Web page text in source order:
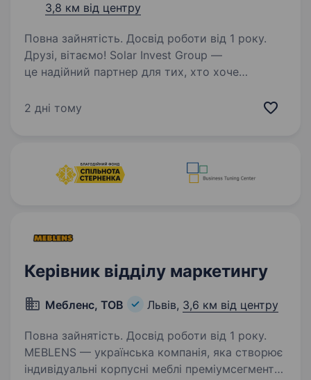
3,8 км від центру
Повна зайнятість. Досвід роботи від 1 року.
Друзі, вітаємо! Solar Invest Group —
це надійний партнер для тих, хто хоче
дому чи бізнесу. Ми працюємо з 2014 року,
2 дні тому
Керівник відділу маркетингу
Мебленс, ТОВ Львів, 3,6 км від центру
Повна зайнятість. Досвід роботи від 1 року.
MEBLENS — українська компанія, яка створює
індивідуальні корпусні меблі преміумсегмента.